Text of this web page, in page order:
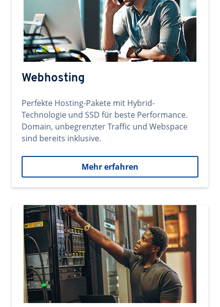
Webhosting
Perfekte Hosting-Pakete mit Hybrid-
Technologie und SSD für beste Performance.
Domain, unbegrenzter Traffic und Webspace
sind bereits inklusive.
Mehr erfahren